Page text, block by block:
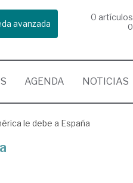
avanzada
0 artículos
0
AGENDA NOTICIAS
le debe a España